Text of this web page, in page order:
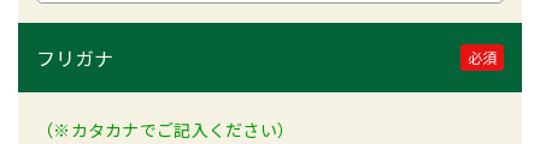
フリガナ 必須
（※カタカナでご記入ください）